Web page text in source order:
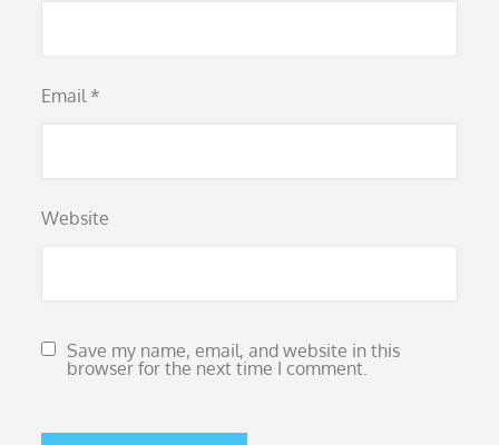
Email *
Website
Save my name, email, and website in this
browser for the next time I comment.